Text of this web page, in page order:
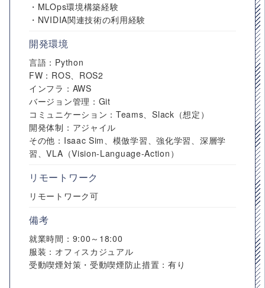
・MLOps環境構築経験
・NVIDIA関連技術の利用経験
開発環境
言語：Python
FW：ROS、ROS2
インフラ：AWS
バージョン管理：Git
コミュニケーション：Teams、Slack（想定）
開発体制：アジャイル
その他：Isaac Sim、模倣学習、強化学習、深層学
習、VLA（Vision-Language-Action）
リモートワーク
リモートワーク可
備考
就業時間：9:00～18:00
服装：オフィスカジュアル
受動喫煙対策・受動喫煙防止措置：有り